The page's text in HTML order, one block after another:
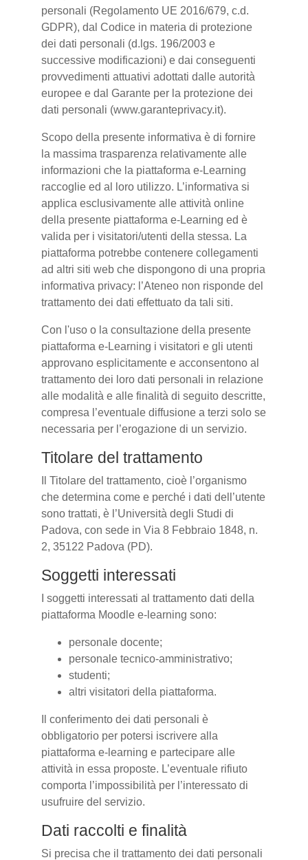
personali (Regolamento UE 2016/679, c.d.
GDPR), dal Codice in materia di protezione
dei dati personali (d.lgs. 196/2003 e
successive modificazioni) e dai conseguenti
provvedimenti attuativi adottati dalle autorità
europee e dal Garante per la protezione dei
dati personali (www.garanteprivacy.it).
Scopo della presente informativa è di fornire
la massima trasparenza relativamente alle
informazioni che la piattaforma e-Learning
raccoglie ed al loro utilizzo. L’informativa si
applica esclusivamente alle attività online
della presente piattaforma e-Learning ed è
valida per i visitatori/utenti della stessa. La
piattaforma potrebbe contenere collegamenti
ad altri siti web che dispongono di una propria
informativa privacy: l’Ateneo non risponde del
trattamento dei dati effettuato da tali siti.
Con l'uso o la consultazione della presente
piattaforma e-Learning i visitatori e gli utenti
approvano esplicitamente e acconsentono al
trattamento dei loro dati personali in relazione
alle modalità e alle finalità di seguito descritte,
compresa l’eventuale diffusione a terzi solo se
necessaria per l’erogazione di un servizio.
Titolare del trattamento
Il Titolare del trattamento, cioè l’organismo
che determina come e perché i dati dell’utente
sono trattati, è l’Università degli Studi di
Padova, con sede in Via 8 Febbraio 1848, n.
2, 35122 Padova (PD).
Soggetti interessati
I soggetti interessati al trattamento dati della
piattaforma Moodle e-learning sono:
personale docente;
personale tecnico-amministrativo;
studenti;
altri visitatori della piattaforma.
Il conferimento dei dati personali è
obbligatorio per potersi iscrivere alla
piattaforma e-learning e partecipare alle
attività in essa proposte. L’eventuale rifiuto
comporta l’impossibilità per l’interessato di
usufruire del servizio.
Dati raccolti e finalità
Si precisa che il trattamento dei dati personali